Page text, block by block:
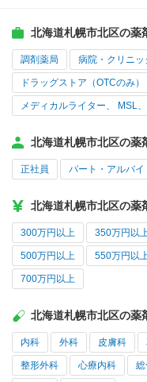
北海道札幌市北区の薬
調剤薬局 病院・クリニッ
ドラッグストア（OTCのみ）
メディカルライター、 MSL
北海道札幌市北区の薬
正社員 パート・アルバイ
北海道札幌市北区の薬
300万円以上 350万円以
500万円以上 550万円以
700万円以上
北海道札幌市北区の薬
内科 外科 皮膚科
整形外科 心療内科 総